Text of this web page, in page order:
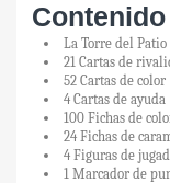
La Torre del Patio
21 Cartas de
52 Cartas de color
4 Cartas de ayuda
100 Fichas de
24 Fichas de
4 Figuras de
1 Marcador de